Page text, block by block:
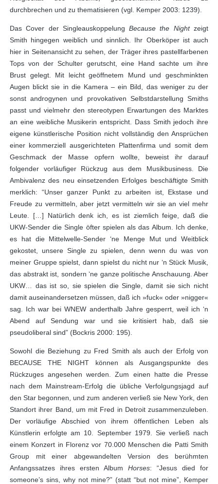
durchbrechen und zu thematisieren (vgl. Kemper 2003: 1239).
Das Cover der SingleauskoppelungBecause the Nightzeigt
Smith hingegen weiblich und sinnlich. Ihr Oberköper ist auch
hier in Seitenansicht zu sehen, der Träger ihres pastellfarbenen
Tops von der Schulter gerutscht, eine Hand sachte um ihre
Brust gelegt. Mit leicht geöffnetem Mund und geschminkten
Augen blickt sie in die Kamera – ein Bild, das weniger zu der
sonst androgynen und provokativen Selbstdarstellung Smiths
passt und vielmehr den stereotypen Erwartungen des Marktes
an eine weibliche Musikerin entspricht. Dass Smith jedoch ihre
eigene künstlerische Position nicht vollständig den Ansprüchen
einer kommerziell ausgerichteten Plattenfirma und somit dem
Geschmack der Masse opfern wollte, beweist ihr darauf
folgender vorläufiger Rückzug aus dem Musikbusiness. Die
Ambivalenz des neu einsetzenden Erfolges beschäftigte Smith
merklich: “Unser ganzer Punkt zu arbeiten ist, Ekstase und
Freude zu vermitteln, aber jetzt vermitteln wir sie an viel mehr
Leute. […] Natürlich denk ich, es ist ziemlich feige, daß die
UKW-Sender die Single öfter spielen als das Album. Ich denke,
es hat die Mittelwelle-Sender ‘ne Menge Mut und Weitblick
gekostet, unsere Single zu spielen, denn wenn du was von
meiner Gruppe spielst, dann spielst du nicht nur ‘n Stück Musik,
das abstrakt ist, sondern ‘ne ganze politische Anschauung. Aber
UKW… das ist so, sie spielen die Single, damit sie sich nicht
damit auseinandersetzen müssen, daß ich »fuck« oder »nigger«
sag. Ich war bei WNEW anderthalb Jahre gesperrt, weil ich ‘n
Abend auf Sendung war und sie kritisiert hab, daß sie
pseudoliberal sind” (Bockris 2000: 195).
Sowohl die Beziehung zu Fred Smith als auch der Erfolg von
BECAUSE THE NIGHT können als Ausgangspunkte des
Rückzuges angesehen werden. Zum einen hatte die Presse
nach dem Mainstream-Erfolg die übliche Verfolgungsjagd auf
den Star begonnen, und zum anderen verließ sie New York, den
Standort ihrer Band, um mit Fred in Detroit zusammenzuleben.
Der vorläufige Abschied von ihrem öffentlichen Leben als
Künstlerin erfolgte am 10. September 1979. Sie verließ nach
einem Konzert in Florenz vor 70.000 Menschen die Patti Smith
Group mit einer abgewandelten Version des berühmten
Anfangssatzes ihres ersten Album Horses: “Jesus died for
someone’s sins, why not mine?” (statt “but not mine”, Kemper